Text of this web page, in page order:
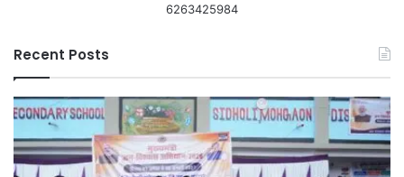
6263425984
Recent Posts